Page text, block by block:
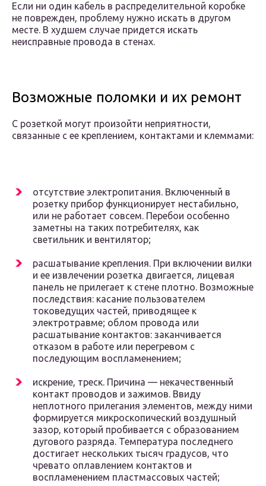
Если ни один кабель в распределительной коробке
не поврежден, проблему нужно искать в другом
месте. В худшем случае придется искать
неисправные провода в стенах.
Возможные поломки и их ремонт
С розеткой могут произойти неприятности,
связанные с ее креплением, контактами и клеммами:
отсутствие электропитания. Включенный в
розетку прибор функционирует нестабильно,
или не работает совсем. Перебои особенно
заметны на таких потребителях, как
светильник и вентилятор;
расшатывание крепления. При включении вилки
и ее извлечении розетка двигается, лицевая
панель не прилегает к стене плотно. Возможные
последствия: касание пользователем
токоведущих частей, приводящее к
электротравме; облом провода или
расшатывание контактов: заканчивается
отказом в работе или перегревом с
последующим воспламенением;
искрение, треск. Причина — некачественный
контакт проводов и зажимов. Ввиду
неплотного прилегания элементов, между ними
формируется микроскопический воздушный
зазор, который пробивается с образованием
дугового разряда. Температура последнего
достигает нескольких тысяч градусов, что
чревато оплавлением контактов и
воспламенением пластмассовых частей;